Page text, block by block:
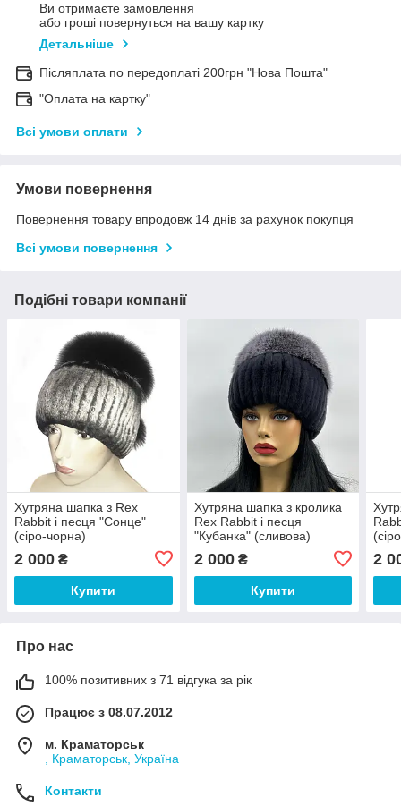
Ви отримаєте замовлення
або гроші повернуться на вашу картку
Детальніше
Післяплата по передоплаті 200грн "Нова Пошта"
"Оплата на картку"
Всі умови оплати
Умови повернення
Повернення товару впродовж 14 днів за рахунок покупця
Всі умови повернення
Подібні товари компанії
Хутряна шапка з Rex
Rabbit і песця "Сонце"
(сіро-чорна)
2 000 ₴
Купити
Хутряна шапка з кролика
Rex Rabbit і песця
"Кубанка" (сливова)
2 000₴
Купити
2
Про нас
100% позитивних з 71 відгука за рік
Працює з 08.07.2012
м. Краматорськ
, Краматорськ, Україна
Контакти